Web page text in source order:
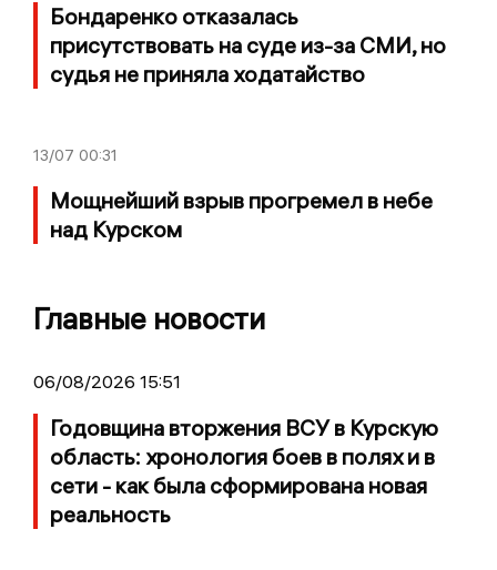
Бондаренко отказалась
присутствовать на суде из-за СМИ, но
судья не приняла ходатайство
13/07 00:31
Мощнейший взрыв прогремел в небе
над Курском
Главные новости
06/08/2026 15:51
Годовщина вторжения ВСУ в Курскую
область: хронология боев в полях и в
сети - как была сформирована новая
реальность